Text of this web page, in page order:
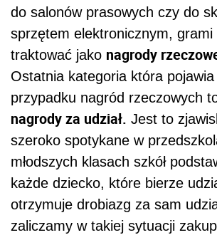
do salonów prasowych czy do
sprzętem elektronicznym,
traktować jako nagrody
Ostatnia kategoria która
przypadku nagród rzeczowych
nagrody za udział. Jest to
szeroko spotykane w
młodszych klasach szkół
każde dziecko, które bierze
otrzymuje drobiazg za sam
zaliczamy w takiej sytuacji